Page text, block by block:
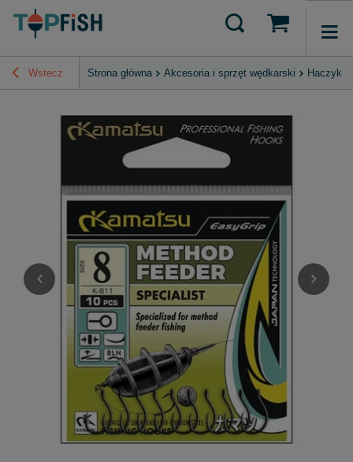
Wstecz Strona główna Akcesoria i sprzęt wędkarski Haczyki,